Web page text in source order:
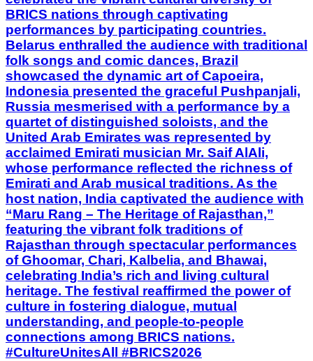
BRICS nations through captivating
performances by participating countries.
Belarus enthralled the audience with traditional
folk songs and comic dances, Brazil
showcased the dynamic art of Capoeira,
Indonesia presented the graceful Pushpanjali,
Russia mesmerised with a performance by a
quartet of distinguished soloists, and the
United Arab Emirates was represented by
acclaimed Emirati musician Mr. Saif AlAli,
whose performance reflected the richness of
Emirati and Arab musical traditions. As the
host nation, India captivated the audience with
“Maru Rang – The Heritage of Rajasthan,”
featuring the vibrant folk traditions of
Rajasthan through spectacular performances
of Ghoomar, Chari, Kalbelia, and Bhawai,
celebrating India’s rich and living cultural
heritage. The festival reaffirmed the power of
culture in fostering dialogue, mutual
understanding, and people-to-people
connections among BRICS nations.
#CultureUnitesAll #BRICS2026